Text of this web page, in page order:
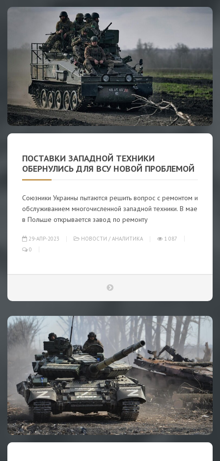
ПОСТАВКИ ЗАПАДНОЙ ТЕХНИКИ
ОБЕРНУЛИСЬ ДЛЯ ВСУ НОВОЙ ПРОБЛЕМОЙ
Союзники Украины пытаются решить вопрос с ремонтом и
обслуживанием многочисленной западной техники. В мае
в Польше открывается завод по ремонту
29-АПР-2023 НОВОСТИ / АНАЛИТИКА
1 087
0